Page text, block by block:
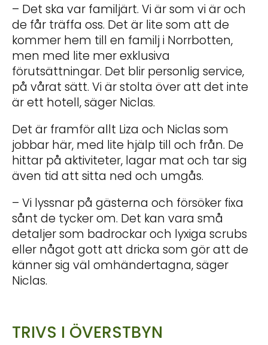
– Det ska var familjärt. Vi är som vi är och
de får träffa oss. Det är lite som att de
kommer hem till en familj i Norrbotten,
men med lite mer exklusiva
förutsättningar. Det blir personlig service,
på vårat sätt. Vi är stolta över att det inte
är ett hotell, säger Niclas.
Det är framför allt Liza och Niclas som
jobbar här, med lite hjälp till och från. De
hittar på aktiviteter, lagar mat och tar sig
även tid att sitta ned och umgås.
– Vi lyssnar på gästerna och försöker fixa
sånt de tycker om. Det kan vara små
detaljer som badrockar och lyxiga scrubs
eller något gott att dricka som gör att de
känner sig väl omhändertagna, säger
Niclas.
TRIVS I ÖVERSTBYN